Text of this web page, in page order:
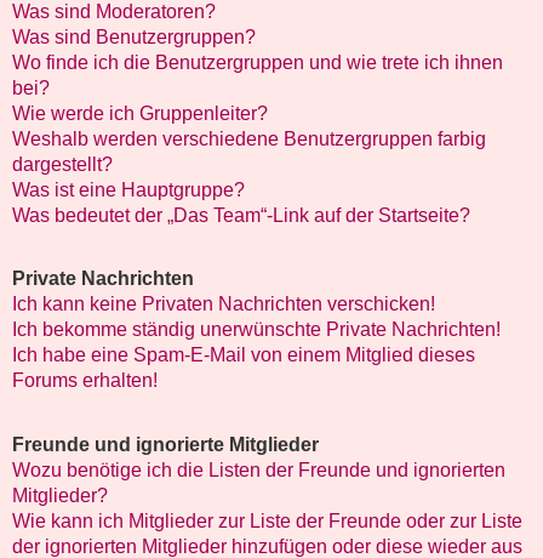
Was sind Moderatoren?
Was sind Benutzergruppen?
Wo finde ich die Benutzergruppen und wie trete ich ihnen
bei?
Wie werde ich Gruppenleiter?
Weshalb werden verschiedene Benutzergruppen farbig
dargestellt?
Was ist eine Hauptgruppe?
Was bedeutet der „Das Team“-Link auf der Startseite?
Private Nachrichten
Ich kann keine Privaten Nachrichten verschicken!
Ich bekomme ständig unerwünschte Private Nachrichten!
Ich habe eine Spam-E-Mail von einem Mitglied dieses
Forums erhalten!
Freunde und ignorierte Mitglieder
Wozu benötige ich die Listen der Freunde und ignorierten
Mitglieder?
Wie kann ich Mitglieder zur Liste der Freunde oder zur Liste
der ignorierten Mitglieder hinzufügen oder diese wieder aus